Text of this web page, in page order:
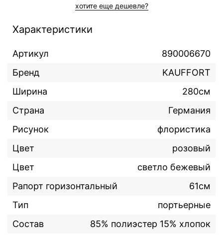
хотите еще дешевле?
Характеристики
Артикул
890006670
Бренд
KAUFFORT
Ширина
280см
Страна
Германия
Рисунок
флористика
Цвет
розовый
Цвет
светло бежевый
Рапорт горизонтальный
61см
Тип
портьерные
Состав
85% полиэстер 15% хлопок